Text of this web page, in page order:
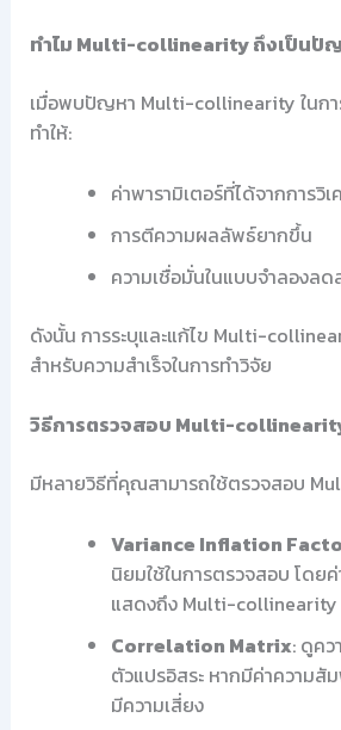
ทำไม Multi-collinearity ถึงเป็นปั
เมื่อพบปัญหา Multi-collinearity ในกา
ทำให้:
ค่าพารามิเตอร์ที่ได้จากการวิ
การตีความผลลัพธ์ยากขึ้น
ความเชื่อมั่นในแบบจำลองลด
ดังนั้น การระบุและแก้ไข Multi-
สำหรับความสำเร็จในการทำวิจัย
วิธีการตรวจสอบ Multi-
มีหลายวิธีที่คุณสามารถใช้ตรวจสอบ
Variance Inflation
นิยมใช้ในการตรวจสอบ โดย
แสดงถึง Multi-collinearity
Correlation Matrix: ดูคว
ตัวแปรอิสระ หากมีค่าความสั
มีความเสี่ยง